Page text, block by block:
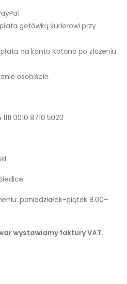
gotówką kurierowi przy
na konto Katana po złożeniu
osobiście.
0010 8710 5020
poniedziałek–piątek 8.00–
wystawiamy faktury VAT.